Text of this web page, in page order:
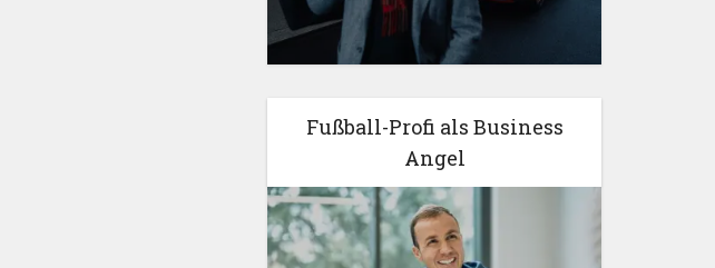
Fußball-Profi als Business
Angel